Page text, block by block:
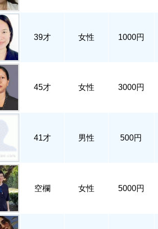
39才 女性 1000円
45才 女性 3000円
41才 男性 500円
空欄 女性 5000円